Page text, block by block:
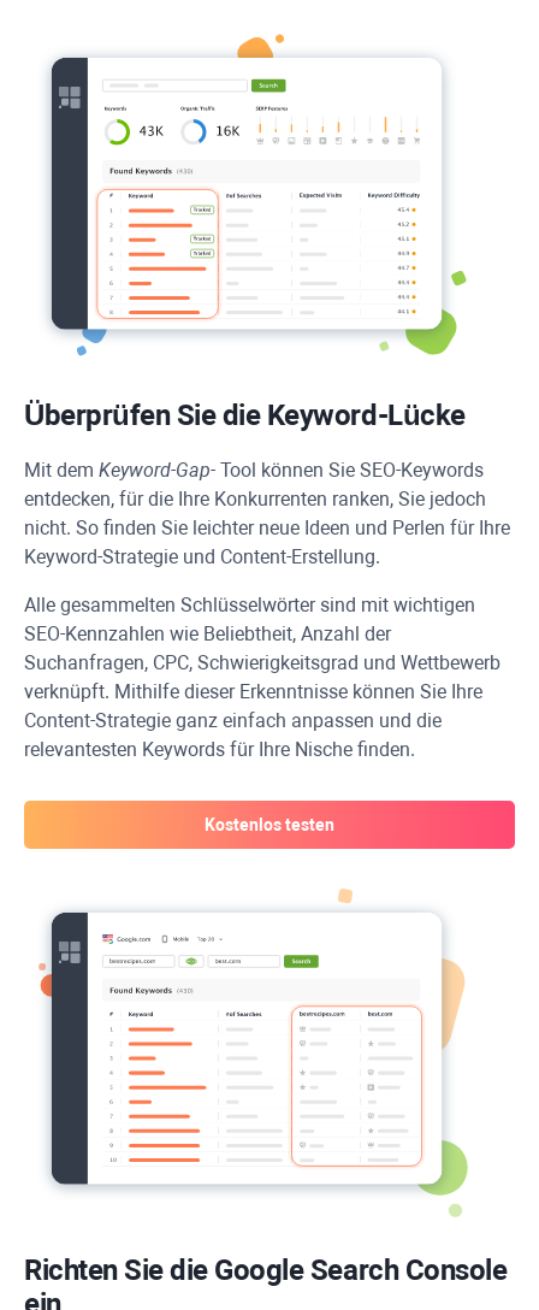
Überprüfen Sie die Keyword-Lücke
Mit dem Keyword-Gap- Tool können Sie SEO-Keywords
entdecken, für die Ihre Konkurrenten ranken, Sie jedoch
nicht. So finden Sie leichter neue Ideen und Perlen für Ihre
Keyword-Strategie und Content-Erstellung.
Alle gesammelten Schlüsselwörter sind mit wichtigen
SEO-Kennzahlen wie Beliebtheit, Anzahl der
Suchanfragen, CPC, Schwierigkeitsgrad und Wettbewerb
verknüpft. Mithilfe dieser Erkenntnisse können Sie Ihre
Content-Strategie ganz einfach anpassen und die
relevantesten Keywords für Ihre Nische finden.
Kostenlos testen
Richten Sie die Google Search Console